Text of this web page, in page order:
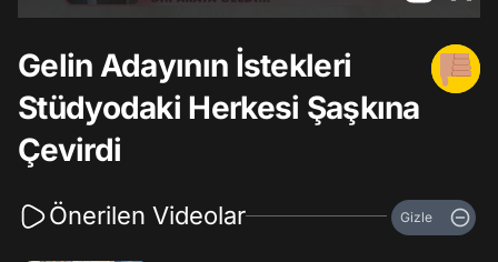
Gelin Adayının İstekleri
Stüdyodaki Herkesi Şaşkına
Çevirdi
Önerilen Videolar Gizle